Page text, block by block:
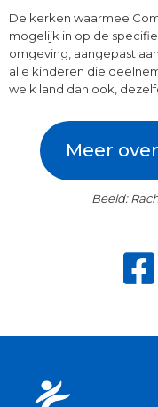
De kerken waarmee
mogelijk in op de
omgeving, aangepast
alle kinderen die
welk land dan ook,
Meer
Beeld: